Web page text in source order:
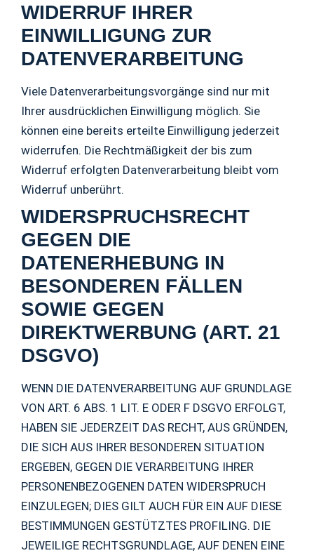
WIDERRUF IHRER
EINWILLIGUNG ZUR
DATENVERARBEITUNG
Viele Datenverarbeitungsvorgänge sind nur mit
Ihrer ausdrücklichen Einwilligung möglich. Sie
können eine bereits erteilte Einwilligung jederzeit
widerrufen. Die Rechtmäßigkeit der bis zum
Widerruf erfolgten Datenverarbeitung bleibt vom
Widerruf unberührt.
WIDERSPRUCHSRECHT
GEGEN DIE
DATENERHEBUNG IN
BESONDEREN FÄLLEN
SOWIE GEGEN
DIREKTWERBUNG (ART. 21
DSGVO)
WENN DIE DATENVERARBEITUNG AUF GRUNDLAGE
VON ART. 6 ABS. 1 LIT. E ODER F DSGVO ERFOLGT,
HABEN SIE JEDERZEIT DAS RECHT, AUS GRÜNDEN,
DIE SICH AUS IHRER BESONDEREN SITUATION
ERGEBEN, GEGEN DIE VERARBEITUNG IHRER
PERSONENBEZOGENEN DATEN WIDERSPRUCH
EINZULEGEN; DIES GILT AUCH FÜR EIN AUF DIESE
BESTIMMUNGEN GESTÜTZTES PROFILING. DIE
JEWEILIGE RECHTSGRUNDLAGE, AUF DENEN EINE